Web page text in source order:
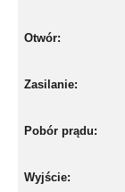
Otwór:
Zasilanie:
Pobór prądu:
Wyjście: